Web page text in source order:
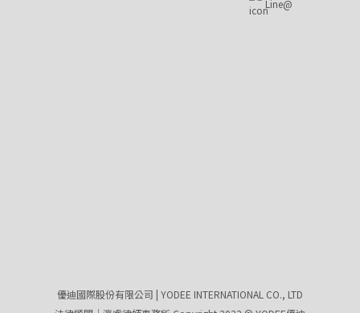
Line@
優迪國際股份有限公司 | YODEE INTERNATIONAL CO., LTD